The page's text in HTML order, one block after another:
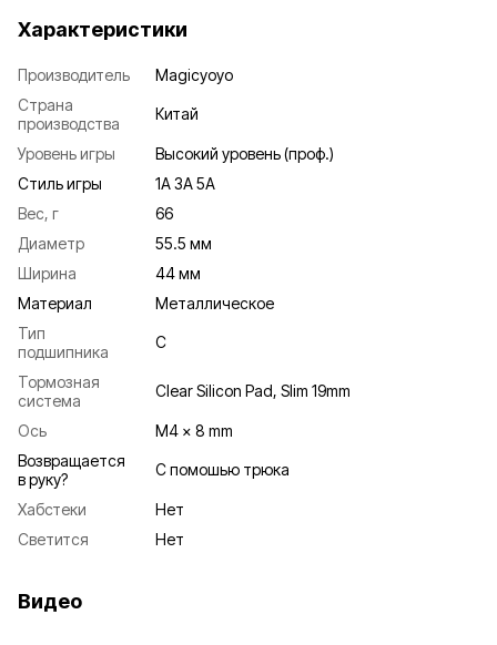
Характеристики
Производитель
Magicyoyo
Страна
производства
Китай
Уровень игры
Высокий уровень (проф.)
Стиль игры
1A 3A 5A
Вес, г
66
Диаметр
55.5 мм
Ширина
44 мм
Материал
Металлическое
Тип
подшипника
C
Тормозная
система
Clear Silicon Pad, Slim 19mm
Ось
M4 x 8 mm
Возвращается
в руку?
С помошью трюка
Хабстеки
Нет
Светится
Нет
Видео